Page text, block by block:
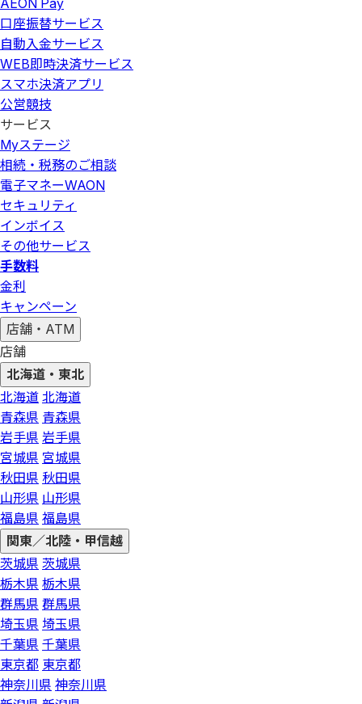
AEON Pay
口座振替サービス
自動入金サービス
WEB即時決済サービス
スマホ決済アプリ
公営競技
サービス
Myステージ
相続・税務のご相談
電子マネーWAON
セキュリティ
インボイス
その他サービス
手数料
金利
キャンペーン
店舗・ATM
店舗
北海道・東北
北海道 北海道
青森県 青森県
岩手県 岩手県
宮城県 宮城県
秋田県 秋田県
山形県 山形県
福島県 福島県
関東／北陸・甲信越
茨城県 茨城県
栃木県 栃木県
群馬県 群馬県
埼玉県 埼玉県
千葉県 千葉県
東京都 東京都
神奈川県 神奈川県